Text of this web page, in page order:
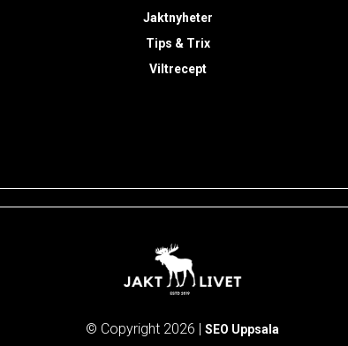
Jaktnyheter
Tips & Trix
Viltrecept
© Copyright 2026 | SEO Uppsala